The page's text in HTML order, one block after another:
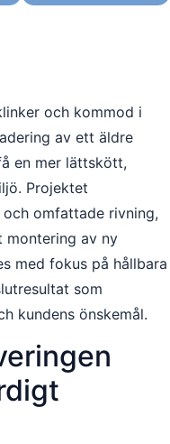
och kommod i
av ett äldre
en mer lättskött,
Projektet
omfattade rivning,
av ny
med fokus på hållbara
som
kundens önskemål.